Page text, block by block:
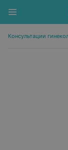
Консультации